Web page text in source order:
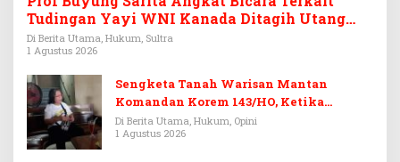
Tudingan Yayi WNI Kanada Ditagih Utang
Rp3,6 Miliar
Di Berita Utama, Hukum, Sultra
1 Agustus 2026
Sengketa Tanah Warisan Mantan
Komandan Korem 143/HO, Ketika
Warisan Menjadi Arena Pemerasan
Di Berita Utama, Hukum, Opini
1 Agustus 2026